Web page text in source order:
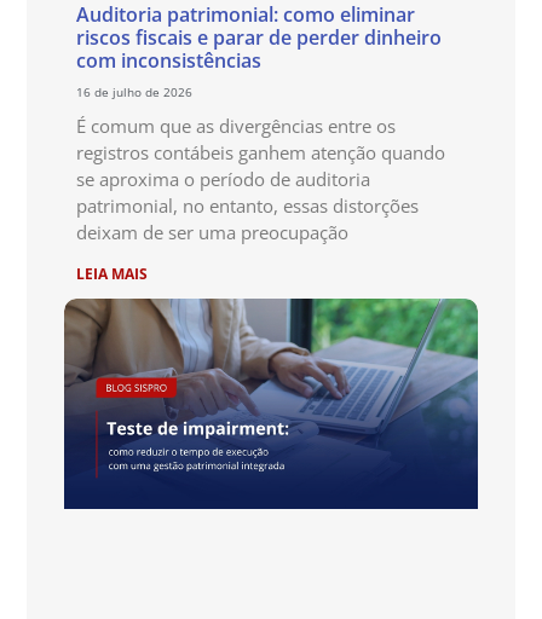
Auditoria patrimonial: como eliminar
riscos fiscais e parar de perder dinheiro
com inconsistências
16 de julho de 2026
É comum que as divergências entre os
registros contábeis ganhem atenção quando
se aproxima o período de auditoria
patrimonial, no entanto, essas distorções
deixam de ser uma preocupação
LEIA MAIS